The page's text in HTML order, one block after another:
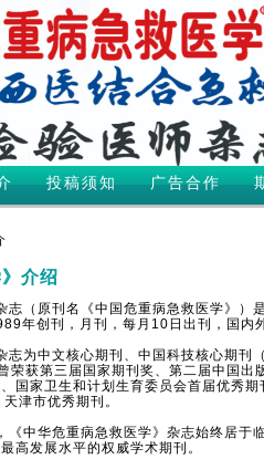
投稿须知 广告合作
介绍
（原刊名《中国危重病急救医学》）
年创刊，月刊，每月10日出刊，国内
为中文核心期刊、中国科技核心期刊
荣获第三届国家期刊奖、第二届中国
国家卫生和计划生育委员会首届优秀
津市优秀期刊。
中华危重病急救医学》杂志始终居于
高发展水平的权威学术期刊。